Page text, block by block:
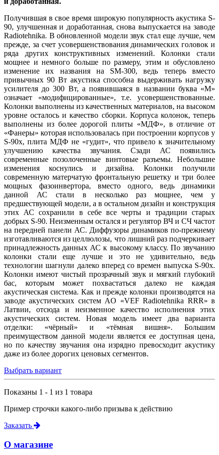
Получившая в свое время широкую популярность акустика S-
90, улучшенная и доработанная, снова выпускается на заводе
Radiotehnika. В обновленной модели звук стал еще лучше, чем
прежде, за счет усовершенствования динамических головок и
ряда других конструктивных изменений. Колонки стали
мощнее и немного больше по размеру, этим и обусловлено
изменение их названия на SM-300, ведь теперь вместо
привычных 90 Вт акустика способна выдерживать нагрузку
усилителя до 300 Вт, а появившаяся в названии буква «М»
означает «модифицированные», т.е. усовершенствованные.
Колонки выполнены из качественных материалов, на высоком
уровне осталось и качество сборки. Корпуса колонок, теперь
выполнены из более дорогой плиты «МДФ», в отличие от
«Фанеры» которая использовалась при построении корпусов у
S-90х, плита МДФ не «гудит», что привело к значительному
улучшению качества звучания. Сзади АС появились
современные позолоченные винтовые разъемы. Небольшие
изменения коснулись и дизайна. Колонки получили
современную матерчатую фронтальную решетку и три более
мощных фазоинвертора, вместо одного, ведь динамики
данной АС стали в несколько раз мощнее, чем у
предшествующей модели, а в остальном дизайн и конструкция
этих АС сохранили в себе все черты и традиции старых
добрых S-90. Неизменным остался и регулятор ВЧ и СЧ частот
на передней панели АС. Диффузоры динамиков по-прежнему
изготавливаются из целлюлозы, что лишний раз подчеркивает
принадлежность данных АС к высокому классу. По звучанию
колонки стали еще лучше и это не удивительно, ведь
технологии шагнули далеко вперед со времен выпуска S-90х.
Колонки имеют чистый прозрачный звук и мягкий глубокий
бас, которым может похвастаться далеко не каждая
акустическая система. Как и прежде колонки производятся на
заводе акустических систем AO «VEF Radiotehnika RRR» в
Латвии, отсюда и неизменное качество исполнения этих
акустических систем. Новая модель имеет два варианта
отделки: «чёрный» и «тёмная вишня». Большим
преимуществом данной модели является ее доступная цена,
но по качеству звучания она изрядно превосходит акустику
даже из более дорогих ценовых сегментов.
Выбрать вариант
Показаны 1 - 1 из 1 товара
Пример строчки какого-либо призыва к действию
Заказать
О магазине